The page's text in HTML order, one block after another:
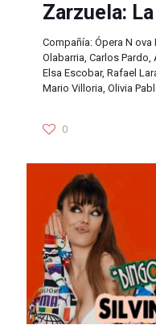
Zarzuela:
Compañía: Ópera N
Olabarria, Carlos Pardo,
Elsa Escobar, Rafael
Mario Villoria, Olivia
0